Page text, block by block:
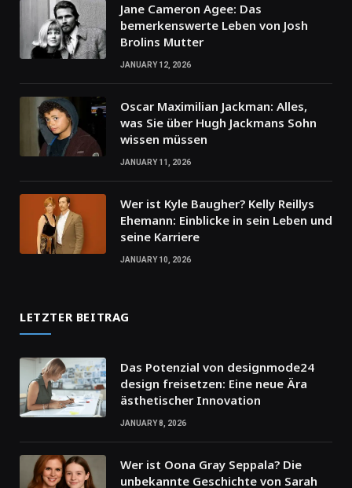
Jane Cameron Agee: Das
bemerkenswerte Leben von Josh
Brolins Mutter
JANUARY 12, 2026
Oscar Maximilian Jackman: Alles,
was Sie über Hugh Jackmans Sohn
wissen müssen
JANUARY 11, 2026
Wer ist Kyle Baugher? Kelly Reillys
Ehemann: Einblicke in sein Leben und
seine Karriere
JANUARY 10, 2026
LETZTER BEITRAG
Das Potenzial von designmode24
design freisetzen: Eine neue Ära
ästhetischer Innovation
JANUARY 8, 2026
Wer ist Oona Gray Seppala? Die
unbekannte Geschichte von Sarah